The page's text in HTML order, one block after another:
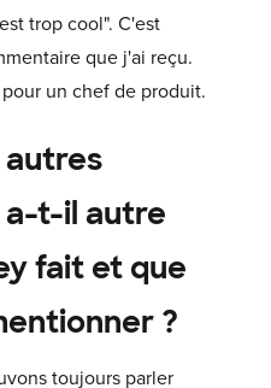
trop cool". C'est
que j'ai reçu.
un chef de produit.
autres
a-t-il autre
fait et que
?
toujours parler